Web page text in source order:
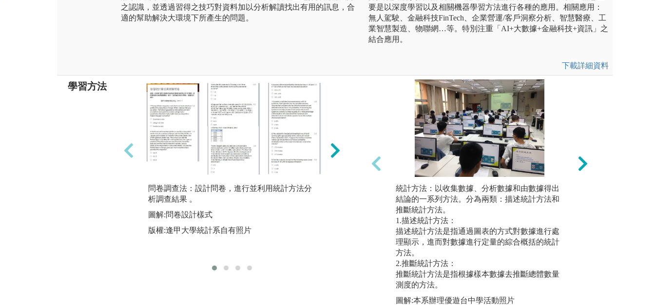
之認識，並透過習得之技巧對資料加以分析解讀找出有用的訊息，合
適的幫助解決大環境下所產生的問題。
要是以深度學習以及相關機器學習方法進行各種的應用。相關應用：
無人駕駛、金融科技FinTech、企業營運/客戶洞察分析、智慧醫療、工
業智慧製造、物聯網…等。特別注重「AI+大數據+金融科技+資訊」之
結合應用。
下載詳細資料
學習方法
問卷調查法：設計問卷，進行並利用統計方法分
析調查結果 。
圖解:問卷設計樣式
版權:逢甲大學統計系自有照片
統計數據分析：運用統計工具分析資料庫、資料
擷取與運用。
圖解:數據分析結果圖
版權:逢甲大學統計系自有照片
統計方法：以收集數據、分析數據和由數據得出
結論的一系列方法。分為兩類：描述統計方法和
推斷統計方法。
1.描述統計方法：
描述統計方法是指通過圖表的方式對數據進行處
理顯示，進而對數據進行定量的綜合概括的統計
方法。
2.推斷統計方法：
推斷統計方法是指根據樣本數據去推斷總體數量
測度的方法。
圖解:本系辦理優遊台中學活動照片